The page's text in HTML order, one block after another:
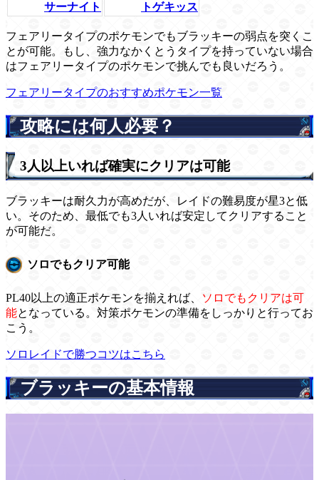
サーナイト トゲキッス
フェアリータイプのポケモンでもブラッキーの弱点を突くこ
とが可能。もし、強力なかくとうタイプを持っていない場合
はフェアリータイプのポケモンで挑んでも良いだろう。
フェアリータイプのおすすめポケモン一覧
攻略には何人必要？
3人以上いれば確実にクリアは可能
ブラッキーは耐久力が高めだが、レイドの難易度が星3と低
い。そのため、最低でも3人いれば安定してクリアすること
が可能だ。
ソロでもクリア可能
PL40以上の適正ポケモンを揃えれば、
ソロでもクリアは可
能となっている。対策ポケモンの準備をしっかりと行ってお
こう。
ソロレイドで勝つコツはこちら
ブラッキーの基本情報